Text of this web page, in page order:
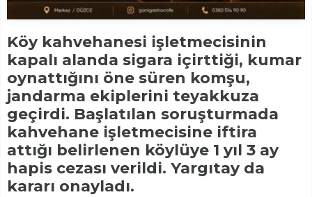
Köy kahvehanesi işletmecisinin
kapalı alanda sigara içirttiği, kumar
oynattığını öne süren komşu,
jandarma ekiplerini teyakkuza
geçirdi. Başlatılan soruşturmada
kahvehane işletmecisine iftira
attığı belirlenen köylüye 1 yıl 3 ay
hapis cezası verildi. Yargıtay da
kararı onayladı.